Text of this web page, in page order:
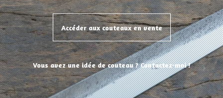
Accéder aux couteaux en vente
Vous avez une idée de couteau ? Contactez-moi !